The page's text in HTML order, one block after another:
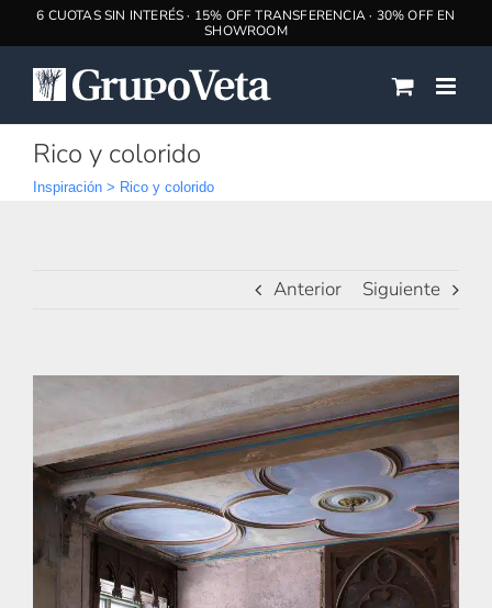
Rico y colorido
Inspiración > Rico y colorido
Anterior Siguiente